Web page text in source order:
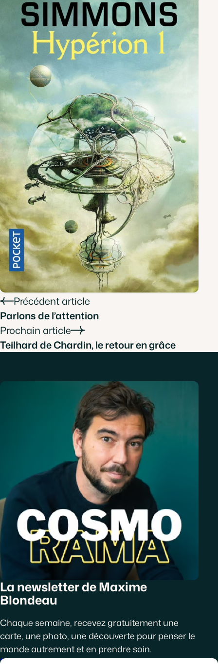
Précédent article
Parlons de l’attention
Prochain article
Teilhard de Chardin, le retour en grâce
La newsletter de Maxime
Blondeau
Chaque semaine, recevez gratuitement une
carte, une photo, une découverte pour penser le
monde autrement et en prendre soin.
Découvrir Cosmorama